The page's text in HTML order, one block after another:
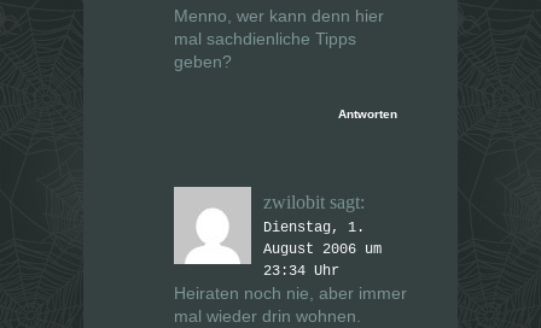
Menno, wer kann denn hier
mal sachdienliche Tipps
geben?
Antworten
zwilobit sagt:
Dienstag, 1.
August 2006 um
23:34 Uhr
Heiraten noch nie, aber immer
mal wieder drin wohnen.